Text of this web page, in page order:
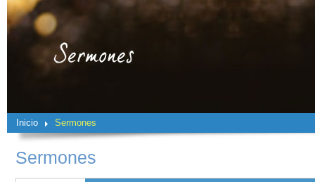
Inicio Sermones
Sermones